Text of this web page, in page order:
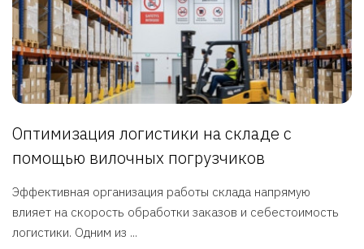
Оптимизация логистики на складе с
помощью вилочных погрузчиков
Эффективная организация работы склада напрямую
влияет на скорость обработки заказов и себестоимость
логистики. Одним из ...